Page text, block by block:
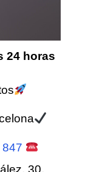
24 horas
30,